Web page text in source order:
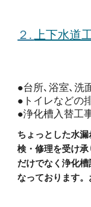
２. 上下水道
●台所､浴室､洗
●トイレなどの
●浄化槽入替工
ちょっとした水
検・修理を受け
だけでなく浄化
なっております。